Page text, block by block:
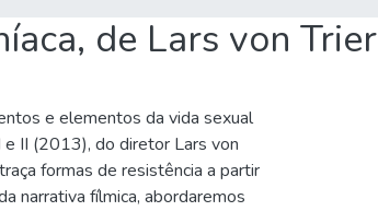
de Lars von Trier
e elementos da vida sexual
II (2013), do diretor Lars von
formas de resistência a partir
narrativa fílmica, abordaremos